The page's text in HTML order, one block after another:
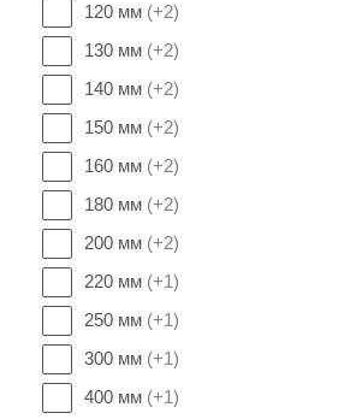
120 мм (+2)
130 мм (+2)
140 мм (+2)
150 мм (+2)
160 мм (+2)
180 мм (+2)
200 мм (+2)
220 мм (+1)
250 мм (+1)
300 мм (+1)
400 мм (+1)